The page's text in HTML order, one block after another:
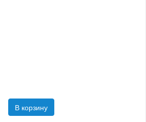
В корзину